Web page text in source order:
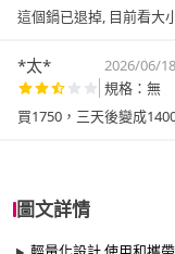
這個鍋已退掉, 目前看大
*太* 2026/06/18
規格：無
買1750，三天後變成
圖文詳情